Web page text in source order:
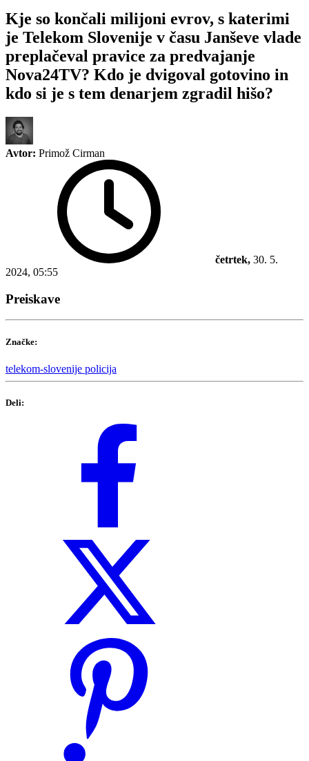
Kje so končali milijoni evrov, s katerimi
je Telekom Slovenije v času Janševe vlade
preplačeval pravice za predvajanje
Nova24TV? Kdo je dvigoval gotovino in
kdo si je s tem denarjem zgradil hišo?
Avtor: Primož Cirman
četrtek, 30. 5.
2024, 05:55
Preiskave
Značke:
telekom-slovenije policija
Deli: